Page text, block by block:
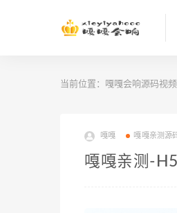
当前位置： 嘎嘎会响源码视
嘎嘎 嘎嘎亲测源
嘎嘎亲测-